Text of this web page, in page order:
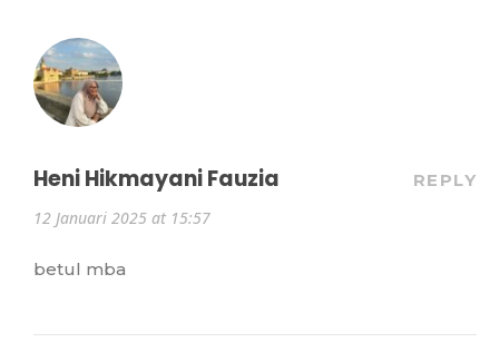
Heni Hikmayani Fauzia
12 Januari 2025 at 15:57
REPLY
betul mba